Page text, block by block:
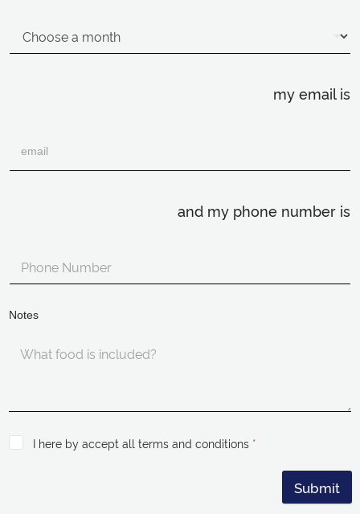
my email is
and my phone number is
Notes
I here by accept all terms and conditions *
Submit